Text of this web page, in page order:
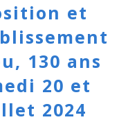
et
130 ans
20 et
2024